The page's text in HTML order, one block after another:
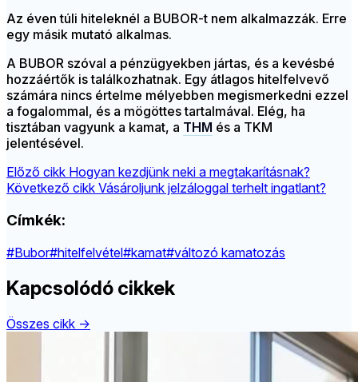
Az éven túli hiteleknél a BUBOR-t nem alkalmazzák. Erre
egy másik mutató alkalmas.
A BUBOR szóval a pénzügyekben jártas, és a kevésbé
hozzáértők is találkozhatnak. Egy átlagos hitelfelvevő
számára nincs értelme mélyebben megismerkedni ezzel
a fogalommal, és a mögöttes tartalmával. Elég, ha
tisztában vagyunk a kamat, a THM és a TKM
jelentésével.
Előző cikk Hogyan kezdjünk neki a megtakarításnak?
Következő cikk Vásároljunk jelzáloggal terhelt ingatlant?
Címkék:
#Bubor#hitelfelvétel#kamat#változó kamatozás
Kapcsolódó cikkek
Összes cikk →